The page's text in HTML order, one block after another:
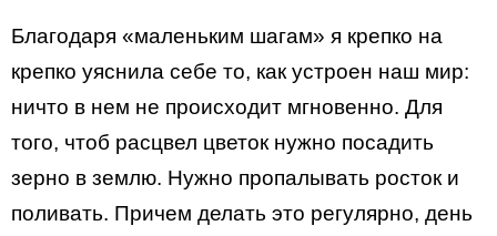
Благодаря «маленьким шагам» я крепко на
крепко уяснила себе то, как устроен наш мир:
ничто в нем не происходит мгновенно. Для
того, чтоб расцвел цветок нужно посадить
зерно в землю. Нужно пропалывать росток и
поливать. Причем делать это регулярно, день